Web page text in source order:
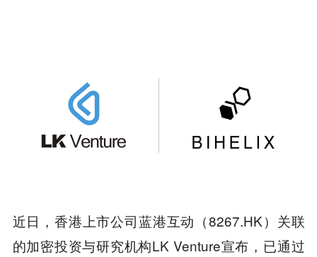
近日，香港上市公司蓝港互动（8267.HK）关联
的加密投资与研究机构LK Venture宣布，已通过